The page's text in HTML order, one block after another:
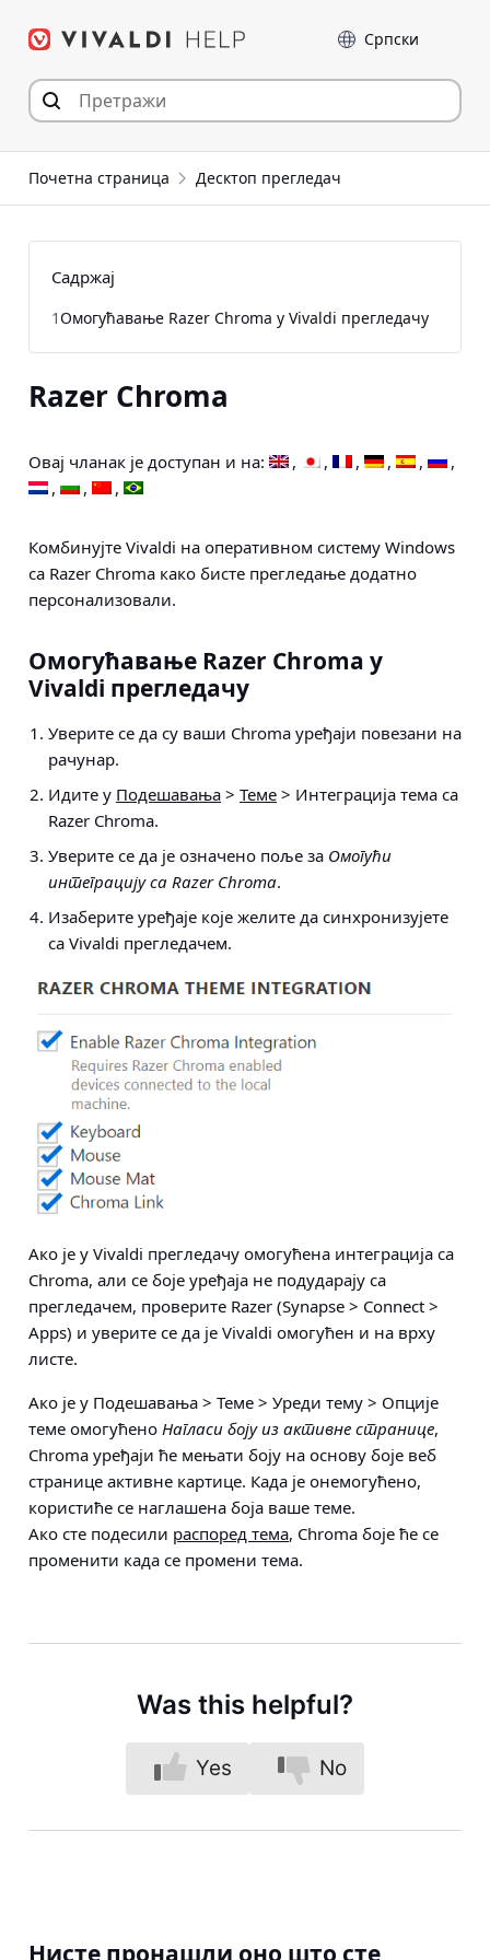
Језик
Почетна страница Десктоп прегледач
Razer Chroma
Овај чланак је доступан и на:
Комбинујте Vivaldi на оперативном систему Windows
са Razer Chroma како бисте прегледање додатно
персонализовали.
Омогућавање Razer Chroma у
Vivaldi прегледачу
Уверите се да су ваши Chroma уређаји повезани на
рачунар.
Идите у Подешавања > Теме > Интеграција тема са
Razer Chroma.
Уверите се да је означено поље за Омогући
интеграцију са Razer Chroma.
Изаберите уређаје које желите да синхронизујете
са Vivaldi прегледачем.
Ако је у Vivaldi прегледачу омогућена интеграција са
Chroma, али се боје уређаја не подударају са
прегледачем, проверите Razer (Synapse > Connect >
Apps) и уверите се да је Vivaldi омогућен и на врху
листе.
Ако је у Подешавања > Теме > Уреди тему > Опције
теме омогућено Нагласи боју из активне странице,
Chroma уређаји ће мењати боју на основу боје веб
странице активне картице. Када је онемогућено,
користиће се наглашена боја ваше теме.
Ако сте подесили распоред тема, Chroma боје ће се
променити када се промени тема.
Was this helpful?
Yes No
Садржај
1Омогућавање Razer Chroma у Vivaldi прегледачу
Нисте пронашли оно што сте